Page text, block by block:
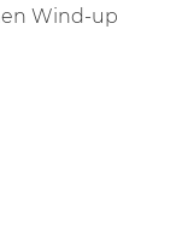
Wind-up